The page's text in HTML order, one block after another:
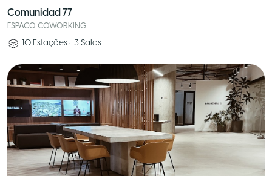
Comunidad 77
ESPACO COWORKING
10 Estações • 3 Salas